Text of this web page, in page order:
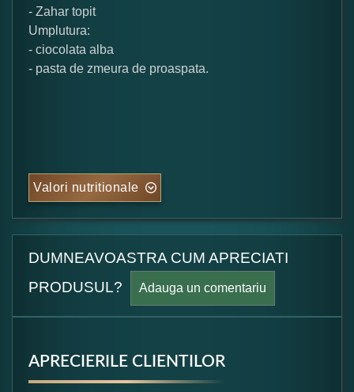
- Zahar topit
Umplutura:
- ciocolata alba
- pasta de zmeura de proaspata.
Valori nutritionale
DUMNEAVOASTRA CUM APRECIATI
PRODUSUL?
Adauga un comentariu
APRECIERILE CLIENTILOR